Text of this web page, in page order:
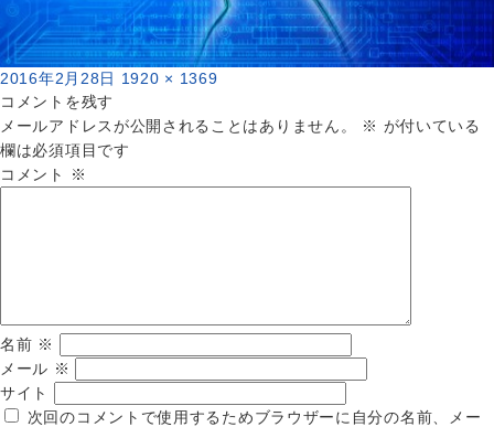
投
稿
日:
2016年2月28日 フ
サ
イ
1920 × 1369
コメントを残す
メールアドレスが公開されることはありません。
※ が付いている
欄は必須項目です
コメント
※
名前 ※
メール ※
サイト
次回のコメントで使用するためブラウザーに自分の名前、メー